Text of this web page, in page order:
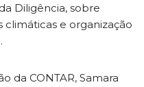
Diligência, sobre
climáticas e organização
da CONTAR, Samara